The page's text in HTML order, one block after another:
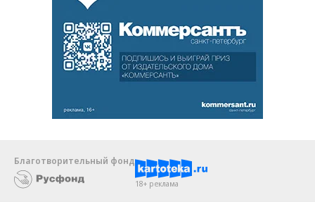
Благотворительный фонд
18+ реклама